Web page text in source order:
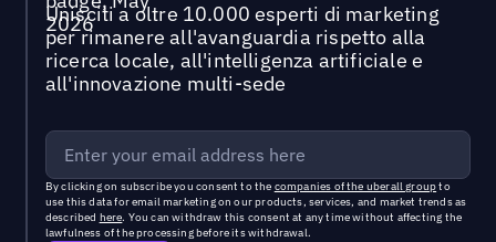
Unisciti a oltre 10.000 esperti di marketing
per rimanere all'avanguardia rispetto alla
ricerca locale, all'intelligenza artificiale e
all'innovazione multi-sede
By clicking on subscribe you consent to the companies of the uberall groupto
use this data for email marketing on our products, services, and market trends as
described here. You can withdraw this consent at any time without affecting the
lawfulness of the processing before its withdrawal.